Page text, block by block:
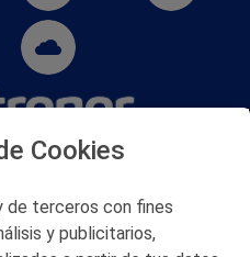
Muñatones,
S.A.
Cookies
de terceros con fines
y publicitarios,